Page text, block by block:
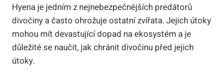
Hyena je jedním z nejnebezpečnějších predátorů
divočiny a často ohrožuje ostatní zvířata. Jejich útoky
mohou mít devastující dopad na ekosystém a je
důležité se naučit, jak chránit divočinu před jejich
útoky.